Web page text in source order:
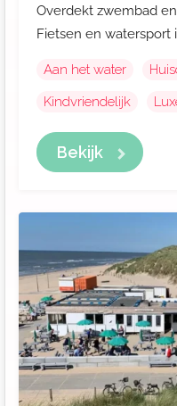
Overdekt zwembad
Fietsen en watersport
Aan het water
Kindvriendelijk
Bekijk